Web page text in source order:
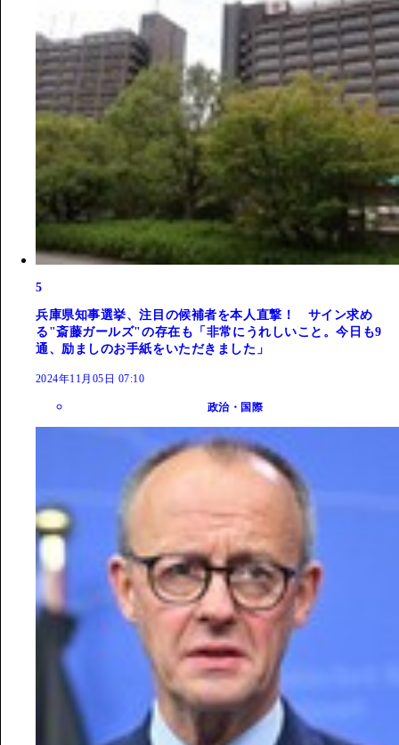
5
兵庫県知事選挙、注目の候補者を本人直撃！ サイン求め
る"斎藤ガールズ"の存在も「非常にうれしいこと。今日も9
通、励ましのお手紙をいただきました」
2024年11月05日 07:10
政治・国際